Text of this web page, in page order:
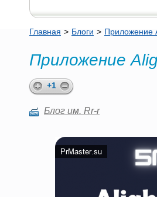
Главная > Блоги > Приложение
Приложение
+1
Блог им. Rr-r